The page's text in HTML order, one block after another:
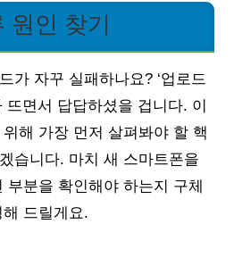
인 찾기
가 자꾸 실패하나요? ‘업로드
뜨면서 답답하셨을 겁니다. 이
해 가장 먼저 살펴봐야 할 핵
습니다. 마치 새 스마트폰을
부분을 확인해야 하는지 구체
드릴게요.